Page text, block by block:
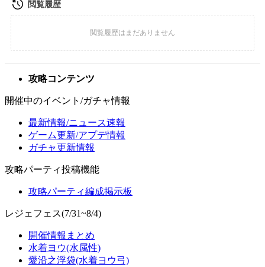
攻略コンテンツ
開催中のイベント/ガチャ情報
最新情報/ニュース速報
ゲーム更新/アプデ情報
ガチャ更新情報
攻略パーティ投稿機能
攻略パーティ編成掲示板
レジェフェス(7/31~8/4)
開催情報まとめ
水着ヨウ(水属性)
愛沿之浮袋(水着ヨウ弓)